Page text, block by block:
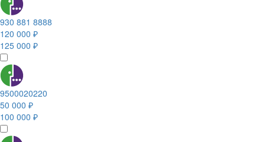
930 881 8888
120 000 ₽
125 000 ₽
9500020220
50 000 ₽
100 000 ₽